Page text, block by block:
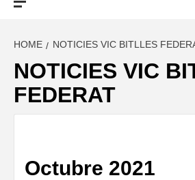
HOME NOTICIES VIC BITLLES
NOTICIES VIC
FEDERAT
Octubre 2021